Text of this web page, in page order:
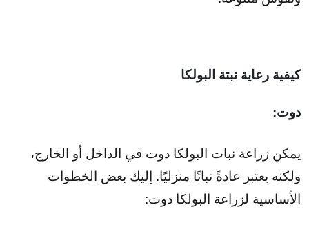
كيفية رعاية نبتة البولكا
دوت:
يمكن زراعة نبات البولكا دوت في الداخل أو الخارج،
ولكنه يعتبر عادةً نباتًا منزليًا. إليك بعض الخطوات
الأساسية لزراعة البولكا دوت: